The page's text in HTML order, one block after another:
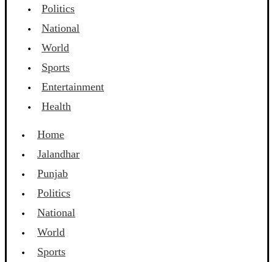
Politics
National
World
Sports
Entertainment
Health
Home
Jalandhar
Punjab
Politics
National
World
Sports